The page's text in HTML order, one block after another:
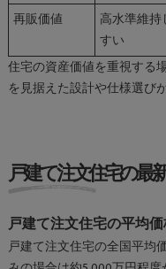
再販価値
高水準維持
すい
住宅の資産価値を重視する
を見据えた設計や仕様選び
戸建て注文住宅の最
戸建て注文住宅の平均
戸建て注文住宅の全国平均